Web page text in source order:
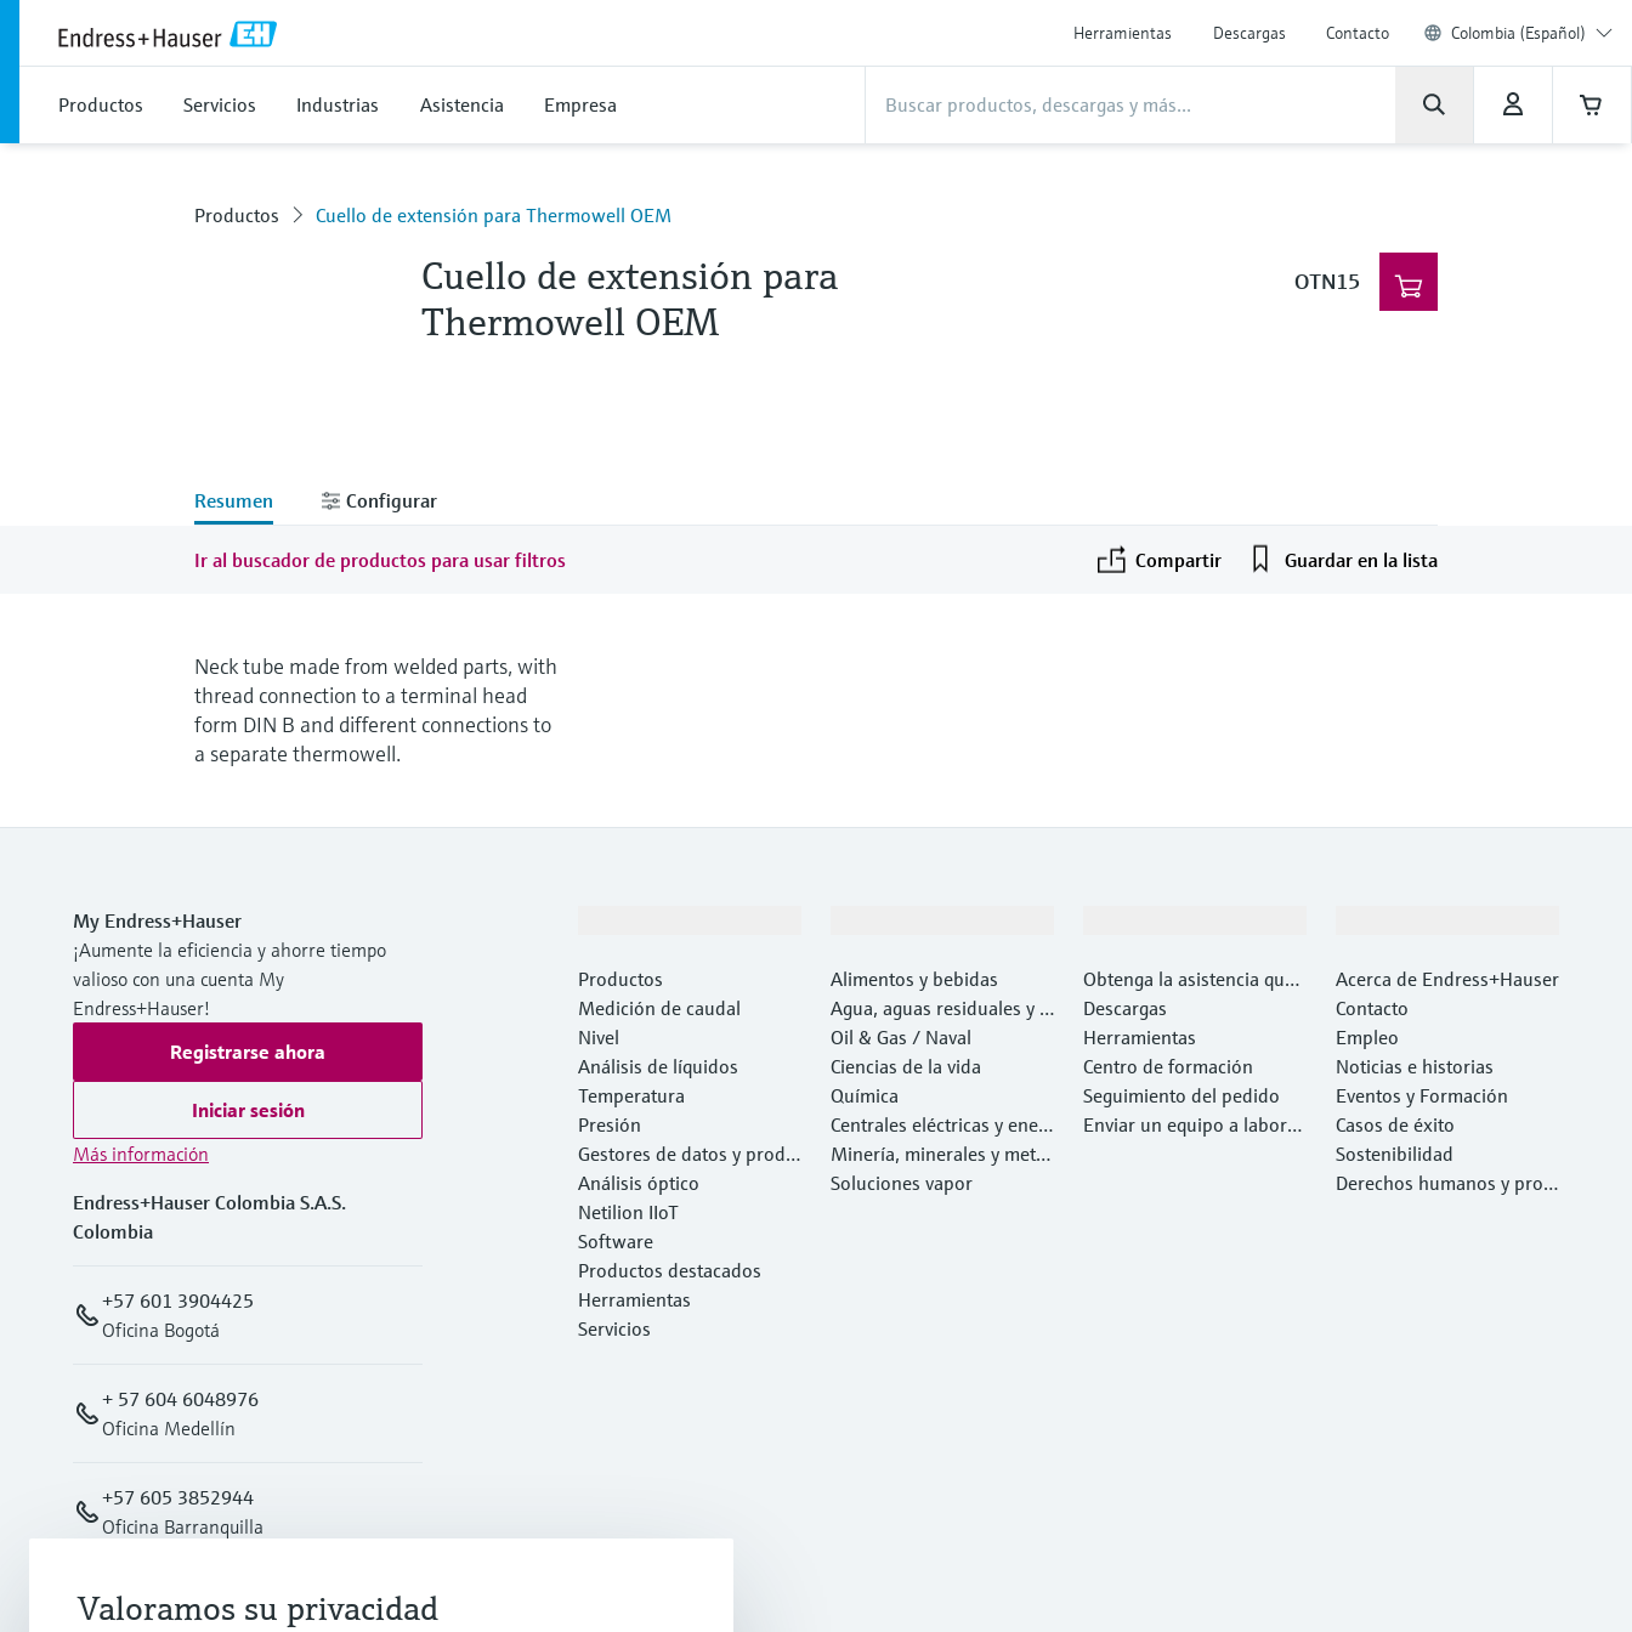
Herramientas Descargas Contacto Colombia (Español)
Productos Servicios Industrias Asistencia Empresa
Productos Cuello de extensión para Thermowell OEM
Cuello de extensión para
Thermowell OEM
OTN15
Resumen Configurar
Ir al buscador de productos para usar filtros Compartir Guardar en la lista
Neck tube made from welded parts, with
thread connection to a terminal head
form DIN B and different connections to
a separate thermowell.
My Endress+Hauser
¡Aumente la eficiencia y ahorre tiempo
valioso con una cuenta My
Endress+Hauser!
Registrarse ahora
Iniciar sesión
Más información
Endress+Hauser Colombia S.A.S.
Colombia
+57 601 3904425
Oficina Bogotá
+ 57 604 6048976
Oficina Medellín
+57 605 3852944
Oficina Barranquilla
Oficina Cali
+57 602 4876008
Productos
Medición de caudal
Nivel
Análisis de líquidos
Temperatura
Presión
Gestores de datos y produ
ctos de sistema
Análisis óptico
Netilion IIoT
Software
Productos destacados
Herramientas
Servicios
Alimentos y bebidas
Agua, aguas residuales y r
esiduos
Oil & Gas / Naval
Ciencias de la vida
Química
Centrales eléctricas y ener
gía
Minería, minerales y metal
es
Soluciones vapor
Obtenga la asistencia que
necesita con rapidez
Descargas
Herramientas
Centro de formación
Seguimiento del pedido
Enviar un equipo a laborat
Acerca de Endress+Hauser
Contacto
Empleo
Noticias e historias
Eventos y Formación
Casos de éxito
Sostenibilidad
Derechos humanos y prote
Valoramos su privacidad